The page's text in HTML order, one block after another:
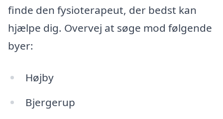
finde den fysioterapeut, der bedst kan
hjælpe dig. Overvej at søge mod følgende
byer:
Højby
Bjergerup